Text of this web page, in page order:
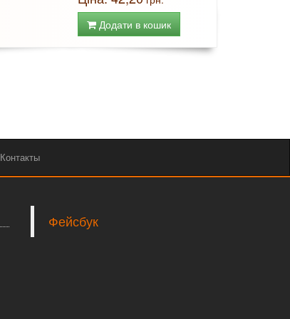
Додати в кошик
Контакты
Фейсбук